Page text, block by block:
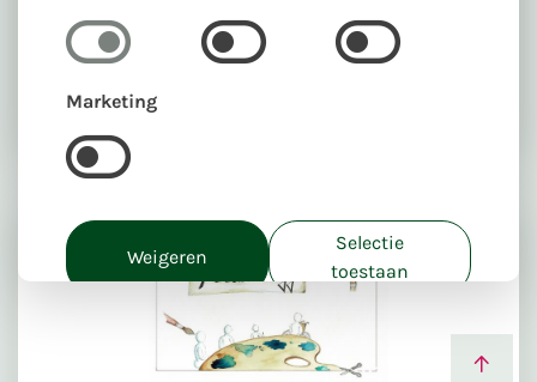
Marketing
Weigeren
Selectie
toestaan
Alles toestaan